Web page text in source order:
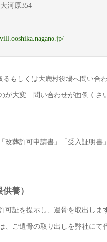
河原354
もしくは大鹿村役場へ問い合わ
が大変…問い合わせが面倒く
改葬許可申請書」「受入証明
養）
可証を提示し、遺骨を取出しま
、ご遺骨の取り出しを弊社に